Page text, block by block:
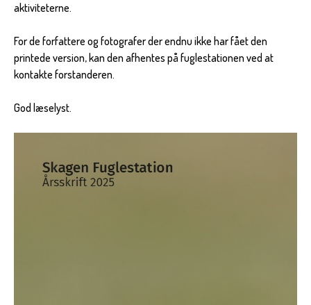
aktiviteterne.
For de forfattere og fotografer der endnu ikke har fået den
printede version, kan den afhentes på fuglestationen ved at
kontakte forstanderen.
God læselyst.